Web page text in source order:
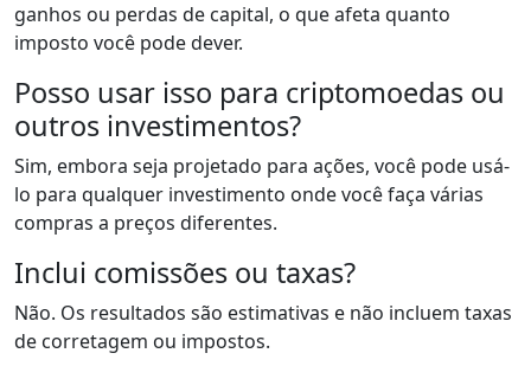
ganhos ou perdas de capital, o que afeta quanto
imposto você pode dever.
Posso usar isso para criptomoedas ou
outros investimentos?
Sim, embora seja projetado para ações, você pode usá-
lo para qualquer investimento onde você faça várias
compras a preços diferentes.
Inclui comissões ou taxas?
Não. Os resultados são estimativas e não incluem taxas
de corretagem ou impostos.